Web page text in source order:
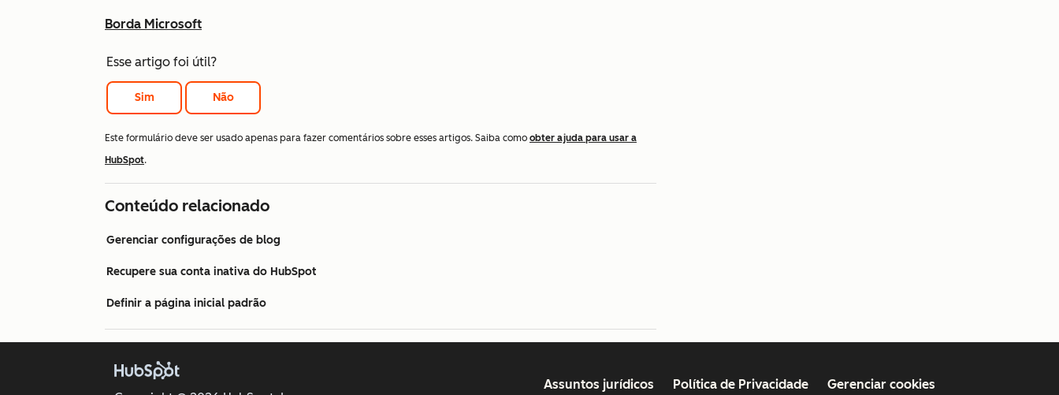
Borda Microsoft
Esse artigo foi útil?
Sim Não
Este formulário deve ser usado apenas para fazer comentários sobre esses artigos. Saiba como obter ajuda para usar a
HubSpot.
Conteúdo relacionado
Gerenciar configurações de blog
Recupere sua conta inativa do HubSpot
Definir a página inicial padrão
Assuntos jurídicos Política de Privacidade Gerenciar cookies